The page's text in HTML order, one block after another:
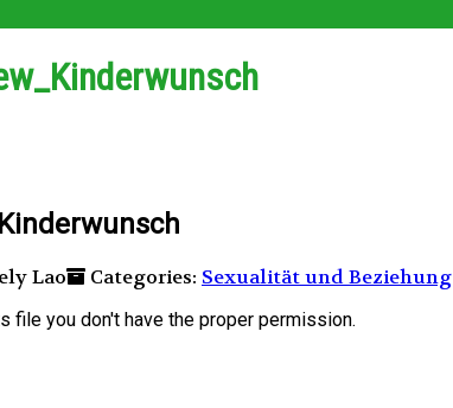
Lao Categories: Sexualität und Beziehung
file you don't have the proper permission.